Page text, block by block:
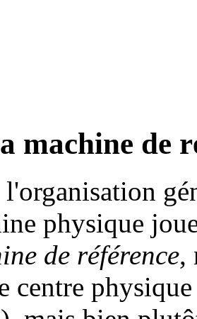
machine de
l'organisation
physique
de référence,
centre